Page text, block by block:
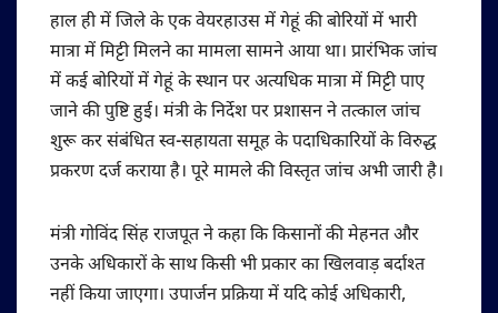
हाल ही में जिले के एक वेयरहाउस में गेहूं की बोरियों में भारी
मात्रा में मिट्टी मिलने का मामला सामने आया था। प्रारंभिक जांच
में कई बोरियों में गेहूं के स्थान पर अत्यधिक मात्रा में मिट्टी पाए
जाने की पुष्टि हुई। मंत्री के निर्देश पर प्रशासन ने तत्काल जांच
शुरू कर संबंधित स्व-सहायता समूह के पदाधिकारियों के विरुद्ध
प्रकरण दर्ज कराया है। पूरे मामले की विस्तृत जांच अभी जारी है।
मंत्री गोविंद सिंह राजपूत ने कहा कि किसानों की मेहनत और
उनके अधिकारों के साथ किसी भी प्रकार का खिलवाड़ बर्दाश्त
नहीं किया जाएगा। उपार्जन प्रक्रिया में यदि कोई अधिकारी,